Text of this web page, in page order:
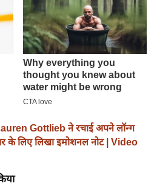
Gottlieb ने रचाई अपने लॉन्ग
के लिए लिखा इमोशनल नोट | Video